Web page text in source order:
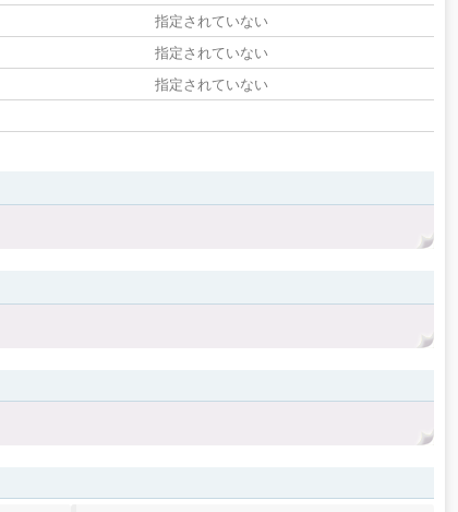
指定されていない
指定されていない
指定されていない